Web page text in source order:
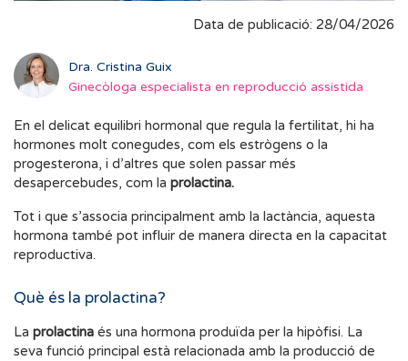
Data de publicació: 28/04/2026
Dra. Cristina Guix
Ginecòloga especialista en reproducció assistida
En el delicat equilibri hormonal que regula la fertilitat, hi ha
hormones molt conegudes, com els estrògens o la
progesterona, i d’altres que solen passar més
desapercebudes, com la prolactina.
Tot i que s’associa principalment amb la lactància, aquesta
hormona també pot influir de manera directa en la capacitat
reproductiva.
Què és la prolactina?
La prolactina és una hormona produïda per la hipòfisi. La
seva funció principal està relacionada amb la producció de